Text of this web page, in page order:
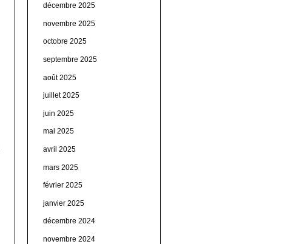
décembre 2025
novembre 2025
octobre 2025
septembre 2025
août 2025
juillet 2025
juin 2025
mai 2025
avril 2025
mars 2025
février 2025
janvier 2025
décembre 2024
novembre 2024